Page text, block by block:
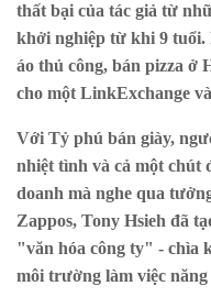
thất bại của tác giả từ
khởi nghiệp từ khi 9
áo thủ công, bán pizza ở
cho một LinkExchange
Với Tỷ phú bán giày,
nhiệt tình và cả một chút
doanh mà nghe qua
Zappos, Tony Hsieh đã
"văn hóa công ty" - chìa
môi trường làm việc